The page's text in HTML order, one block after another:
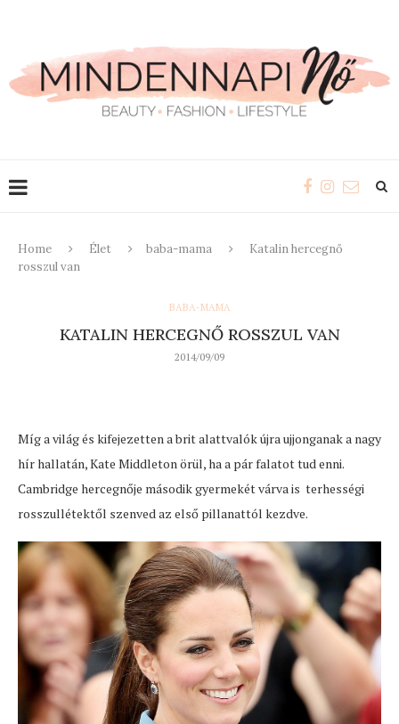
Home Élet baba-mama
Katalin hercegnő
rosszul van
BABA-MAMA
KATALIN HERCEGNŐ ROSSZUL VAN
2014/09/09
Míg a világ és kifejezetten a brit alattvalók újra ujjonganak a nagy
hír hallatán, Kate Middleton örül, ha a pár falatot tud enni.
Cambridge hercegnője második gyermekét várva is terhességi
rosszullétektől szenved az első pillanattól kezdve.